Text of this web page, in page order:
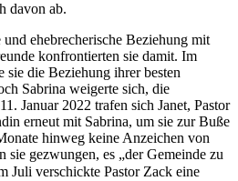
davon ab.
ehebrecherische Beziehung mit
konfrontierten sie damit. Im
sie die Beziehung ihrer besten
Sabrina weigerte sich, die
Januar 2022 trafen sich Janet, Pastor
erneut mit Sabrina, um sie zur Buße
hinweg keine Anzeichen von
sie gezwungen, es „der Gemeinde zu
Juli verschickte Pastor Zack eine